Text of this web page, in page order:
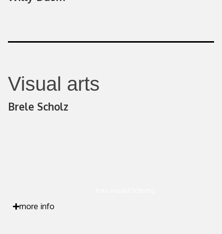
Visual arts
Brele Scholz
more info